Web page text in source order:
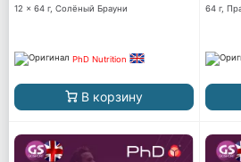
12 x 64 г, Солёный Брауни
PhD Nutrition
В корзину
64 г,